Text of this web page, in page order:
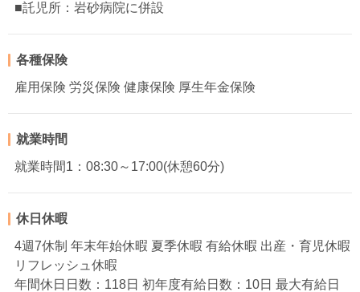
■託児所：岩砂病院に併設
各種保険
雇用保険 労災保険 健康保険 厚生年金保険
就業時間
就業時間1：08:30～17:00(休憩60分)
休日休暇
4週7休制 年末年始休暇 夏季休暇 有給休暇 出産・育児休暇
リフレッシュ休暇
年間休日日数：118日 初年度有給日数：10日 最大有給日